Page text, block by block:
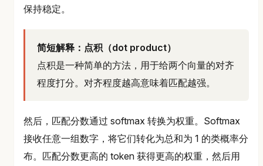
保持稳定。
简短解释：点积（dot product）
点积是一种简单的方法，用于给两个向量的对齐
程度打分。对齐程度越高意味着匹配越强。
然后，匹配分数通过 softmax 转换为权重。Softmax
接收任意一组数字，将它们转化为总和为 1 的类概率分
布。匹配分数更高的 token 获得更高的权重，然后用